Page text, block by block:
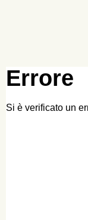
Errore
Si è verificato un